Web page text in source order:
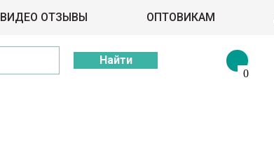
Найти
0
ВИДЕО ОТЗЫВЫ ОПТОВИКАМ